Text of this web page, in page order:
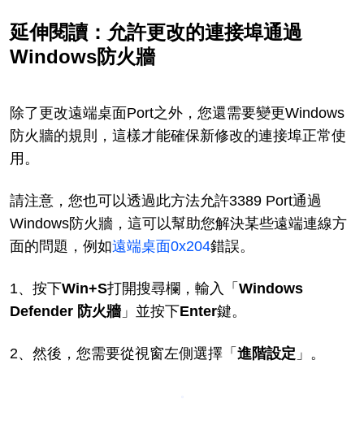
延伸閱讀：允許更改的連接埠通過
Windows防火牆
除了更改遠端桌面Port之外，您還需要變更Windows
防火牆的規則，這樣才能確保新修改的連接埠正常使
用。
請注意，您也可以透過此方法允許3389 Port通過
Windows防火牆，這可以幫助您解決某些遠端連線方
面的問題，例如遠端桌面0x204錯誤。
1、按下Win+S打開搜尋欄，輸入「 Windows
Defender 防火牆 」並按下Enter鍵。
2、然後，您需要從視窗左側選擇「 進階設定 」。